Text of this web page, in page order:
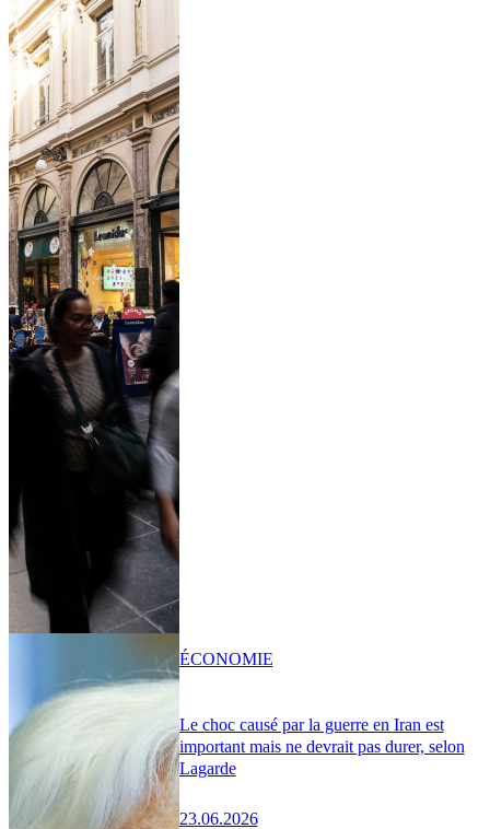
Le choc causé par la guerre en Iran est
important mais ne devrait pas durer, selon
Lagarde
23.06.2026
ÉCONOMIE